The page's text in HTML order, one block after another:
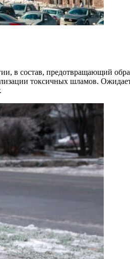
в состав, предотвращающий
токсичных шламов.